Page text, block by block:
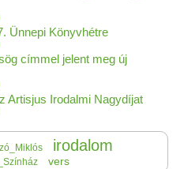
Ünnepi Könyvhétre
címmel jelent meg új
Artisjus Irodalmi Nagydíjat
irodalom
vers